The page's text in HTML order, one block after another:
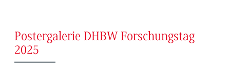
Postergalerie DHBW Forschungstag
2025